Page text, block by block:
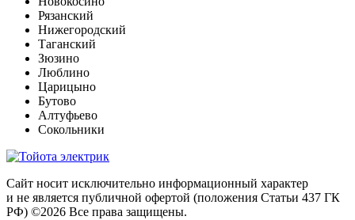
Рязанский
Нижегородский
Таганский
Зюзино
Люблино
Царицыно
Бутово
Алтуфьево
Сокольники
Сайт носит исключительно информационный характер
и не является публичной офертой (положения Статьи 437 ГК
РФ) ©2026 Все права защищены.